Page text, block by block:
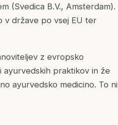
(Svedica B.V., Amsterdam).
v države po vsej EU ter
z evropsko
ayurvedskih praktikov in že
ayurvedsko medicino. To ni